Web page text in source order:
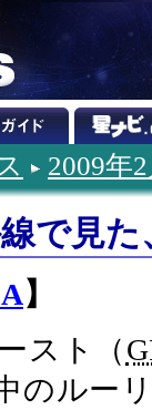
2009年
で見
】
スト（
のルー